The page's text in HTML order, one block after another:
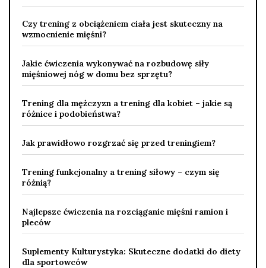
Czy trening z obciążeniem ciała jest skuteczny na
wzmocnienie mięśni?
Jakie ćwiczenia wykonywać na rozbudowę siły
mięśniowej nóg w domu bez sprzętu?
Trening dla mężczyzn a trening dla kobiet – jakie są
różnice i podobieństwa?
Jak prawidłowo rozgrzać się przed treningiem?
Trening funkcjonalny a trening siłowy – czym się
różnią?
Najlepsze ćwiczenia na rozciąganie mięśni ramion i
pleców
Suplementy Kulturystyka: Skuteczne dodatki do diety
dla sportowców